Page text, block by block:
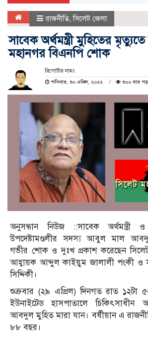
রাজনীতি,সিলেট জেলা
সাবেক অর্থমন্ত্রী মুহিতের
মহানগর বিএনপি শোক
রিপোর্টার নামঃ
শনিবার, ৩০ এপ্রিল, ২০২২
৩০০ বার
অনুসন্ধান নিউজ ::সাবেক অর্থমন্ত্রী
উপদেষ্টামণ্ডলীর সদস্য আবুল মাল
গভীর শোক ও দুঃখ প্রকাশ করেছেন
আহ্বায়ক আব্দুল কাইয়ুম জালালী পংকী ও
সিদ্দিকী।
শুক্রবার (২৯ এপ্রিল) দিনগত রাত ১২টা
ইউনাইটেড হাসপাতালে
আবদুল মুহিত মারা যান। বর্ষীয়ান এ
৮৮ বছর।